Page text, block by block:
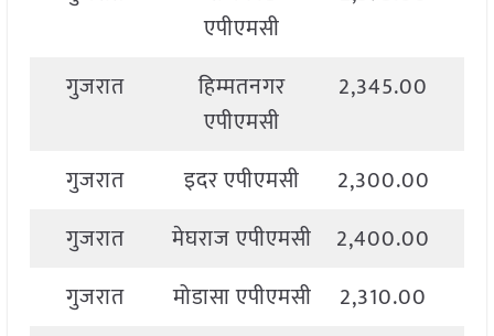
एपीएमसी
गुजरात
हिम्मतनगर
एपीएमसी
2,345.00
गुजरात इदर एपीएमसी 2,300.00
गुजरात
मेघराज एपीएमसी 2,400.00
गुजरात
मोडासा एपीएमसी 2,310.00